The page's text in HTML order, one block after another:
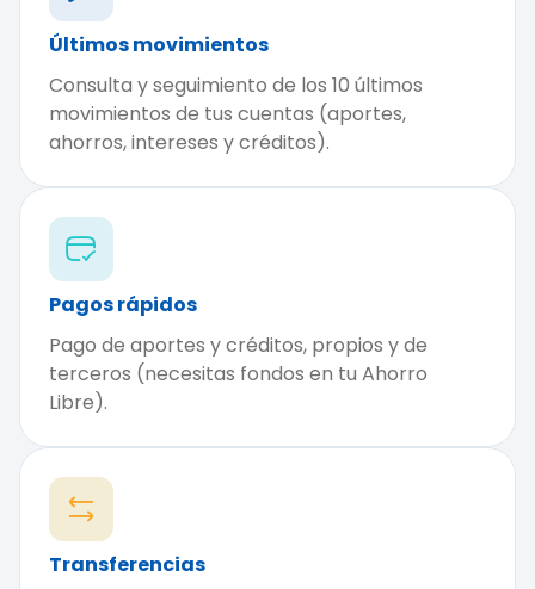
Últimos movimientos
Consulta y seguimiento de los 10 últimos
movimientos de tus cuentas (aportes,
ahorros, intereses y créditos).
Pagos rápidos
Pago de aportes y créditos, propios y de
terceros (necesitas fondos en tu Ahorro
Libre).
Transferencias